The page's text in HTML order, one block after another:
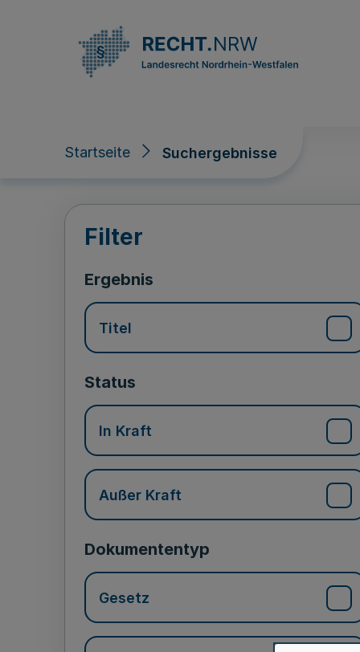
Startseite Suchergebnisse
Suchergebnisse
Filter
Ergebnis
Titel
Status
In Kraft
Außer Kraft
Dokumententyp
Gesetz